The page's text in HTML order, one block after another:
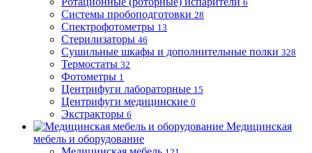
6
Системы пробоподготовки 28
Спектрофотометры 13
Стерилизаторы 46
Сушильные шкафы и дополнительные полки 328
Термостаты 32
Фотометры 1
Центрифуги лабораторные 15
Центрифуги медицинские 0
Экстракторы 6
Медицинская
мебель и оборудование